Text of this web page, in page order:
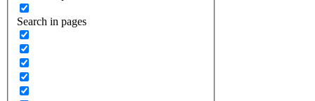
Search in pages